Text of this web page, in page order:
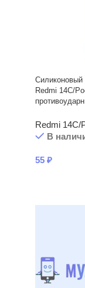
Силиконовый
Redmi 14C/
Redmi 14C/
В
55 ₽